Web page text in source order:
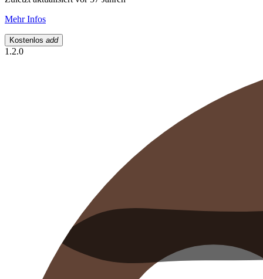
Mehr Infos
Kostenlos add
1.2.0